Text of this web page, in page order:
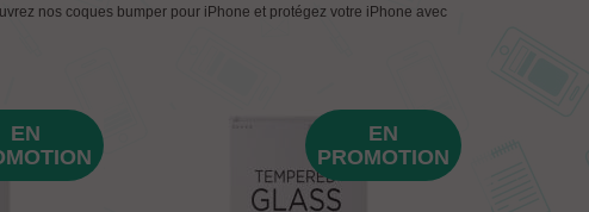
nos coques bumper pour iPhone et protégez votre iPhone avec
EN
EN
PROMOTION